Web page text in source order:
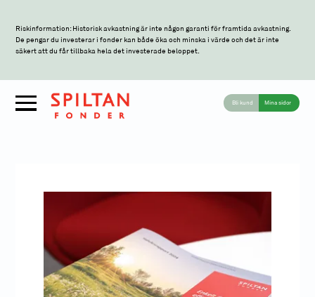
Riskinformation: Historisk avkastning är inte någon garanti för framtida avkastning.
De pengar du investerar i fonder kan både öka och minska i värde och det är inte
säkert att du får tillbaka hela det investerade beloppet.
Bli kund Mina sidor